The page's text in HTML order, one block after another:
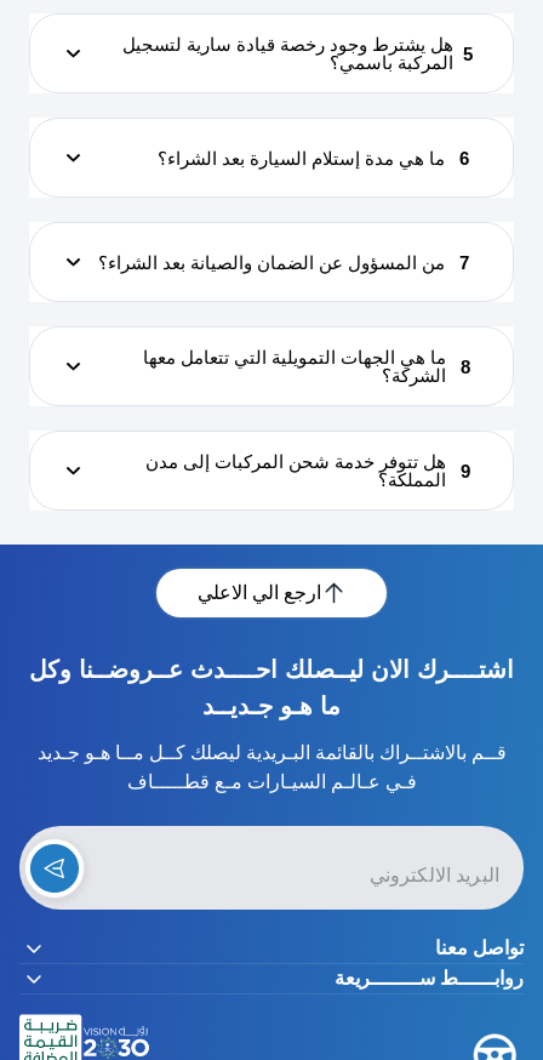
5 هل يشترط وجود رخصة قيادة سارية لتسجيل
المركبة باسمي؟
6 ما هي مدة إستلام السيارة بعد الشراء؟
7 من المسؤول عن الضمان والصيانة بعد الشراء؟
8
ما هي الجهات التمويلية التي تتعامل معها
الشركة؟
9
هل تتوفر خدمة شحن المركبات إلى مدن
المملكة؟
ارجع الي الاعلي
اشتــــرك الان ليــصلك احــــدث عــروضــنا وكل
ما هـو جـديــد
قــم بالاشتــراك بالقائمة البـريدية ليصلك كــل مــا هـو جـديد
فـي عـالـم السيـارات مـع قطـــــاف
تواصل معنا
روابــــــط ســــــــريعة